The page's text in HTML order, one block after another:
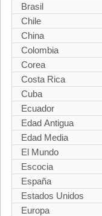
Brasil
Chile
China
Colombia
Corea
Costa Rica
Cuba
Ecuador
Edad Antigua
Edad Media
El Mundo
Escocia
España
Estados Unidos
Europa